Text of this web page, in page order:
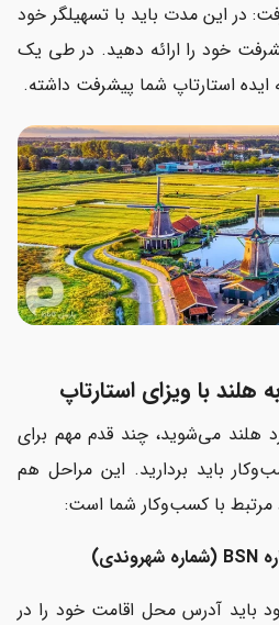
در این مدت باید با تسهیلگر خود
خود را ارائه دهید. در طی یک
استارتاپ شما پیشرفت داشته.
هلند با ویزای استارتاپ
هلند می‌شوید، چند قدم مهم برای
باید بردارید. این مراحل هم
مرتبط با کسب‌وکار شما است:
ورود باید آدرس محل اقامت خود را در